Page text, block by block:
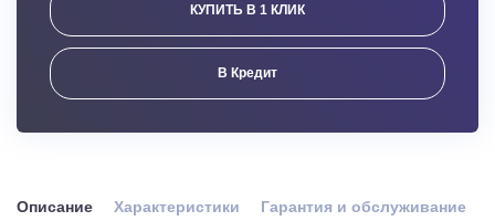
КУПИТЬ В 1 КЛИК
В Кредит
Описание Характеристики Гарантия и обслуживание